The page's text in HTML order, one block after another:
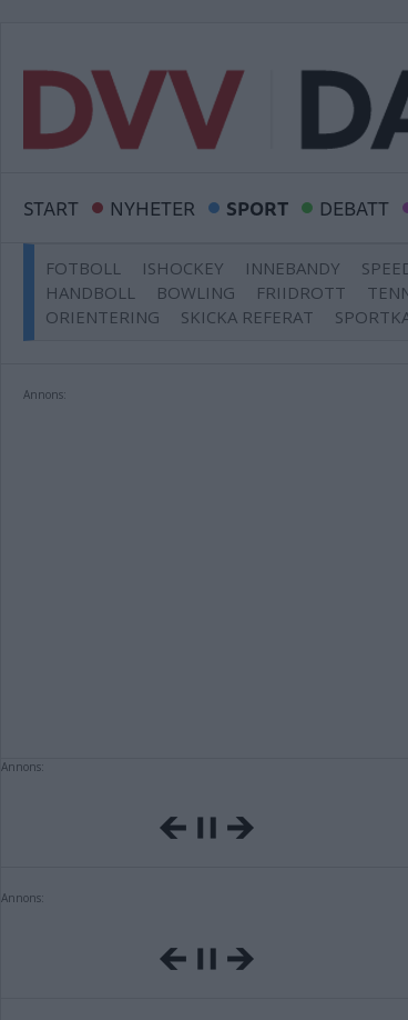
START NYHETER SPORT DEBATT
FOTBOLL ISHOCKEY INNEBANDY
HANDBOLL
BOWLING FRIIDROTT
ORIENTERING
SKICKA REFERAT
Annons:
Annons:
Annons: